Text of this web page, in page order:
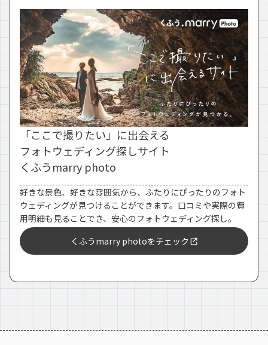
「ここで撮りたい」に出会える
フォトウェディング探しサイト
くふうmarry photo
好きな景色、好きな雰囲気から、ふたりにぴったりのフォト
ウェディングが見つけることができます。口コミや実際の費
用明細も見ることでき、安心のフォトウェディング探し。
くふうmarry photoをチェック